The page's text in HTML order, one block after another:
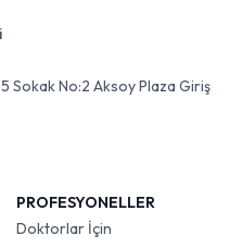
Sokak No:2 Aksoy Plaza Giriş
PROFESYONELLER
Doktorlar İçin